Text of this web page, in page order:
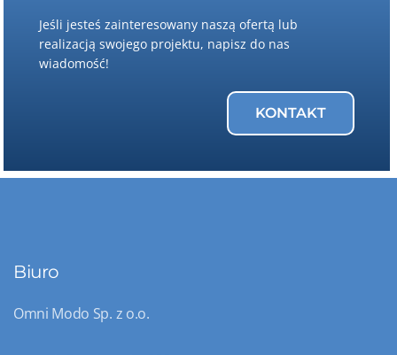
Jeśli jesteś zainteresowany naszą ofertą lub
realizacją swojego projektu, napisz do nas
wiadomość!
KONTAKT
Biuro
Omni Modo Sp. z o.o.